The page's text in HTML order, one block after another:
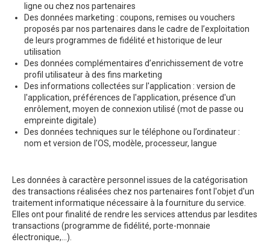
ligne ou chez nos partenaires
Des données marketing : coupons, remises ou vouchers
proposés par nos partenaires dans le cadre de l’exploitation
de leurs programmes de fidélité et historique de leur
utilisation
Des données complémentaires d’enrichissement de votre
profil utilisateur à des fins marketing
Des informations collectées sur l'application : version de
l'application, préférences de l'application, présence d'un
enrôlement, moyen de connexion utilisé (mot de passe ou
empreinte digitale)
Des données techniques sur le téléphone ou l’ordinateur :
nom et version de l'OS, modèle, processeur, langue
Les données à caractère personnel issues de la catégorisation
des transactions réalisées chez nos partenaires font l'objet d'un
traitement informatique nécessaire à la fourniture du service.
Elles ont pour finalité de rendre les services attendus par lesdites
transactions (programme de fidélité, porte-monnaie
électronique,…).